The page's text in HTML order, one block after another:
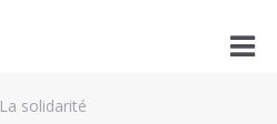

La solidarité